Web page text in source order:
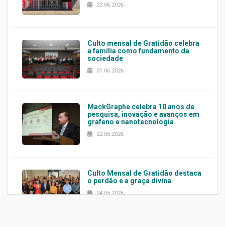
22.06.2026
Culto mensal de Gratidão celebra
a família como fundamento da
sociedade
01.06.2026
MackGraphe celebra 10 anos de
pesquisa, inovação e avanços em
grafeno e nanotecnologia
22.05.2026
Culto Mensal de Gratidão destaca
o perdão e a graça divina
04.05.2026